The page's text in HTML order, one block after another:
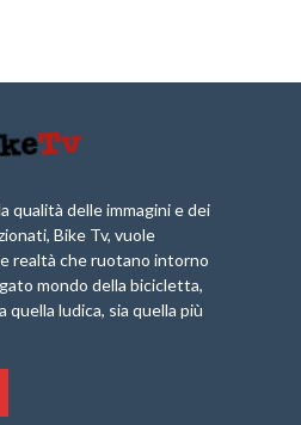
qualità delle immagini e dei
Bike Tv, vuole
realtà che ruotano intorno
mondo della bicicletta,
quella ludica, sia quella più